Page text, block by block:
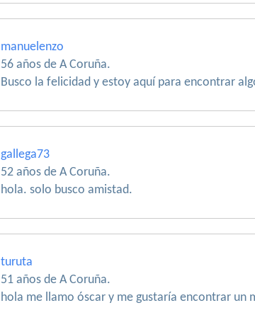
manuelenzo
56 años de A Coruña.
Busco la felicidad y estoy aquí para encontrar
gallega73
52 años de A Coruña.
hola. solo busco amistad.
turuta
51 años de A Coruña.
hola me llamo óscar y me gustaría encontrar un